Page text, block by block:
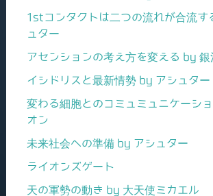
1stコンタクトは二つの流れが合流す
ュター
アセンションの考え方を変える by 銀
イシドリスと最新情勢 by アシュター
変わる細胞とのコミュミュニケーシ
オン
未来社会への準備 by アシュター
ライオンズゲート
天の軍勢の動き by 大天使ミカエル